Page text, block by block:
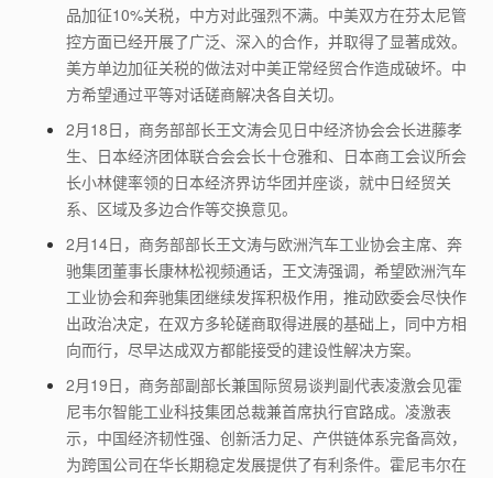
品加征10%关税，中方对此强烈不满。中美双方在芬太尼管
控方面已经开展了广泛、深入的合作，并取得了显著成效。
美方单边加征关税的做法对中美正常经贸合作造成破坏。中
方希望通过平等对话磋商解决各自关切。
2月18日，商务部部长王文涛会见日中经济协会会长进藤孝
生、日本经济团体联合会会长十仓雅和、日本商工会议所会
长小林健率领的日本经济界访华团并座谈，就中日经贸关
系、区域及多边合作等交换意见。
2月14日，商务部部长王文涛与欧洲汽车工业协会主席、奔
驰集团董事长康林松视频通话，王文涛强调，希望欧洲汽车
工业协会和奔驰集团继续发挥积极作用，推动欧委会尽快作
出政治决定，在双方多轮磋商取得进展的基础上，同中方相
向而行，尽早达成双方都能接受的建设性解决方案。
2月19日，商务部副部长兼国际贸易谈判副代表凌激会见霍
尼韦尔智能工业科技集团总裁兼首席执行官路成。凌激表
示，中国经济韧性强、创新活力足、产供链体系完备高效，
为跨国公司在华长期稳定发展提供了有利条件。霍尼韦尔在